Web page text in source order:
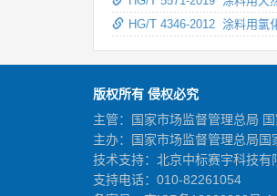
HG/T 4346-2012 涂料用氯
版权所有 侵权必究
主管：国家市场监督管理总局
主办：国家市场监督管理总局国
技术支持：北京中标赛宇科技有
支持电话：010-82261054